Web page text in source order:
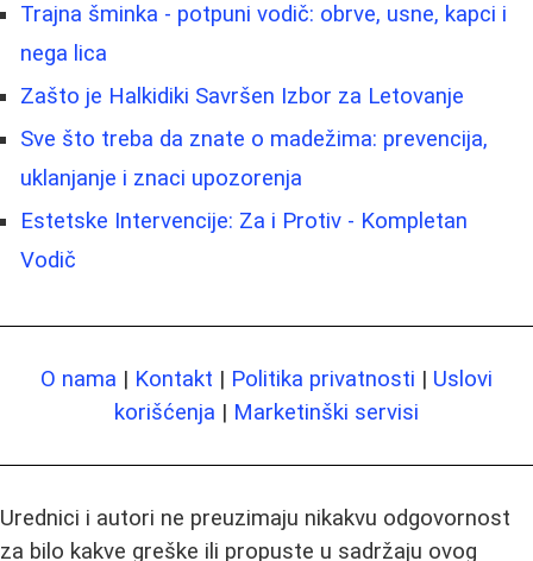
Trajna šminka - potpuni vodič: obrve, usne, kapci i
nega lica
Zašto je Halkidiki Savršen Izbor za Letovanje
Sve što treba da znate o madežima: prevencija,
uklanjanje i znaci upozorenja
Estetske Intervencije: Za i Protiv - Kompletan
Vodič
O nama | Kontakt | Politika privatnosti | Uslovi
korišćenja | Marketinški servisi
Urednici i autori ne preuzimaju nikakvu odgovornost
za bilo kakve greške ili propuste u sadržaju ovog